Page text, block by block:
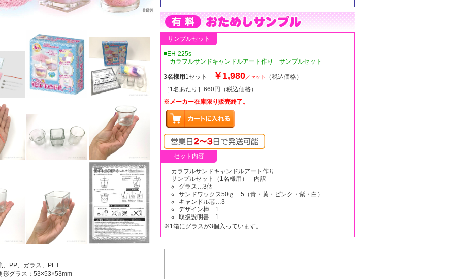
サンプルセット
■EH-225s
カラフルサンドキャンドルアート作り サンプルセット
3名様用1セット ￥1,980／セット
（税込価格）
［1名あたり］660円（税込価格）
※メーカー在庫限り販売終了。
セット内容
カラフルサンドキャンドルアート作り
サンプルセット（1名様用） 内訳
グラス…3個
サンドワックス50ｇ…5（青・黄・ピンク・紫・白）
キャンドル芯…3
デザイン棒…1
取扱説明書…1
※1箱にグラスが3個入っています。
PP、ガラス、PET
形グラス：53×53×53mm